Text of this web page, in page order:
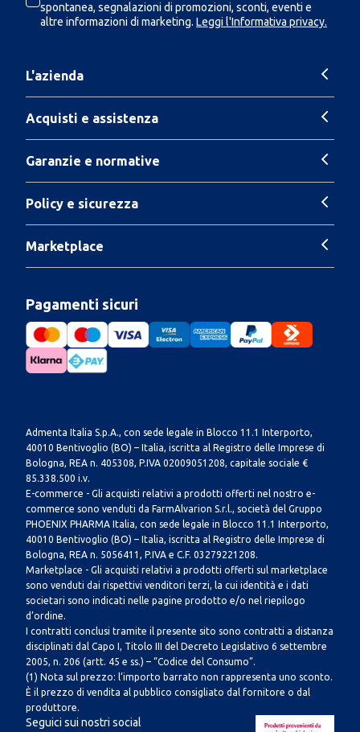
spontanea, segnalazioni di promozioni, sconti, eventi e
altre informazioni di marketing. Leggi l'Informativa privacy.
L'azienda
Acquisti e assistenza
Garanzie e normative
Policy e sicurezza
Marketplace
Pagamenti sicuri
Admenta Italia S.p.A., con sede legale in Blocco 11.1 Interporto,
40010 Bentivoglio (BO) – Italia, iscritta al Registro delle Imprese di
Bologna, REA n. 405308, P.IVA 02009051208, capitale sociale €
85.338.500 i.v.
E-commerce - Gli acquisti relativi a prodotti offerti nel nostro e-
commerce sono venduti da FarmAlvarion S.r.l., società del Gruppo
PHOENIX PHARMA Italia, con sede legale in Blocco 11.1 Interporto,
40010 Bentivoglio (BO) – Italia, iscritta al Registro delle Imprese di
Bologna, REA n. 5056411, P.IVA e C.F. 03279221208.
Marketplace - Gli acquisti relativi a prodotti offerti sul marketplace
sono venduti dai rispettivi venditori terzi, la cui identità e i dati
societari sono indicati nelle pagine prodotto e/o nel riepilogo
d’ordine.
I contratti conclusi tramite il presente sito sono contratti a distanza
disciplinati dal Capo I, Titolo III del Decreto Legislativo 6 settembre
2005, n. 206 (artt. 45 e ss.) – “Codice del Consumo”.
(1) Nota sul prezzo: l’importo barrato non rappresenta uno sconto.
È il prezzo di vendita al pubblico consigliato dal fornitore o dal
produttore.
Seguici sui nostri social